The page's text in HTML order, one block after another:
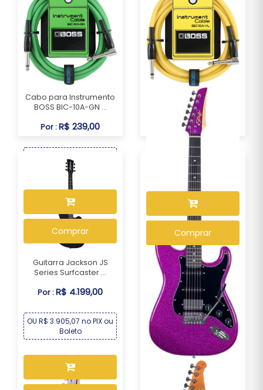
Cabo para Instrumento
BOSS BIC-10A-GN ...
Por :R$ 239,00
Boleto
Comprar
Cabo para Instrumento
BOSS BIC-10A-YL ...
R$ 239,00
OU R$ 222,27 no PIX ou
Boleto
Comprar
Guitarra Jackson JS
Series Surfcaster ...
Por :R$ 4.199,00
OU R$ 3.905,07 no PIX ou
Boleto
Guitarra Seizi Fun Katana
Musashi HSS ...
Por :R$ 1.339,00
OU R$ 1.245,27 no PIX ou
Boleto